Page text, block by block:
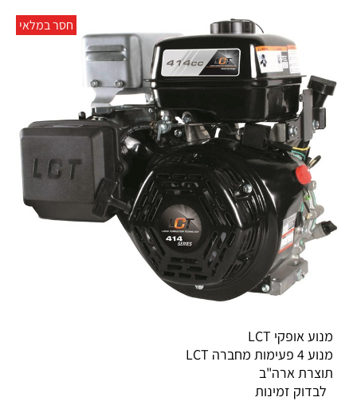
חסר במלאי
מנוע אופקי LCT
מנוע 4 פעימות מחברה LCT
תוצרת ארה"ב
לבדוק זמינות